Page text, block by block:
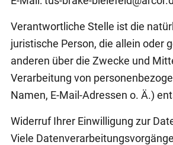
Verantwortliche Stelle ist die
juristische Person, die allein oder
anderen über die Zwecke und
Verarbeitung von
Namen, E-Mail-Adressen o. Ä.)
Widerruf Ihrer Einwilligung zur
Viele